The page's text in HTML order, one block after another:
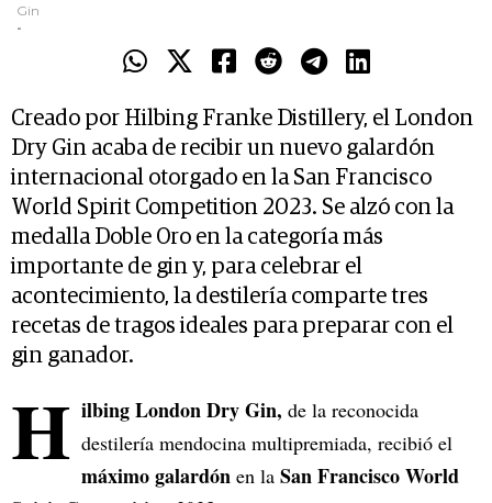
Gin
-
Creado por Hilbing Franke Distillery, el London
Dry Gin acaba de recibir un nuevo galardón
internacional otorgado en la San Francisco
World Spirit Competition 2023. Se alzó con la
medalla Doble Oro en la categoría más
importante de gin y, para celebrar el
acontecimiento, la destilería comparte tres
recetas de tragos ideales para preparar con el
gin ganador.
H ilbing London Dry Gin, de la reconocida
destilería mendocina multipremiada, recibió el
máximo galardón en la San Francisco World